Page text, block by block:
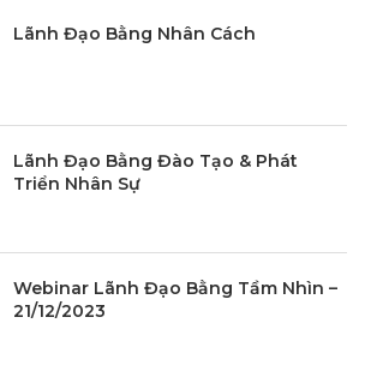
Lãnh Đạo Bằng Nhân Cách
Lãnh Đạo Bằng Đào Tạo & Phát
Triển Nhân Sự
Webinar Lãnh Đạo Bằng Tầm Nhìn –
21/12/2023